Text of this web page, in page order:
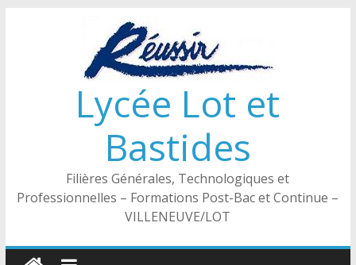
Lycée Lot et
Bastides
Filières Générales, Technologiques et
Professionnelles – Formations Post-Bac et Continue –
VILLENEUVE/LOT